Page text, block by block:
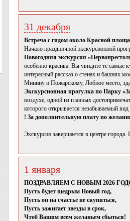
31 декабря
Встреча с гидом около Красной
Начало праздничной экскурсионной
Новогодняя экскурсия
особенно красива. Вы увидите те самые
интересный рассказ о стенах и башнях
Минину и Пожарскому, Лобное место,
Экскурсионная прогулка по Парку
воздухе, одной из главных
которого открывается незабываемый
! За дополнительную плату по
Экскурсия завершается в центре
1 января
ПОЗДРАВЛЯЕМ С НОВЫМ 2026
Пусть будет щедрым Новый год,
Пусть он на счастье не скупиться,
Пусть зажигает звезды в срок,
Чтоб Вашим всем желаньем сбыться!